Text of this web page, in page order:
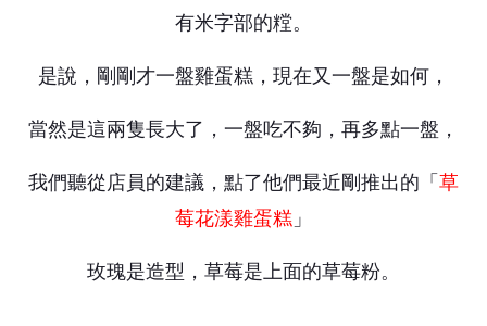
有米字部的糛。
是說，剛剛才一盤雞蛋糕，現在又一盤是如何，
當然是這兩隻長大了，一盤吃不夠，再多點一盤，
我們聽從店員的建議，點了他們最近剛推出的「 草
莓花漾雞蛋糕 」
玫瑰是造型，草莓是上面的草莓粉。